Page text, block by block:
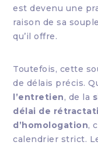
est devenu une
raison de sa
qu’il offre.
Toutefois, cette
de délais précis.
l’entretien, de la
délai de
d’homologation,
calendrier strict.